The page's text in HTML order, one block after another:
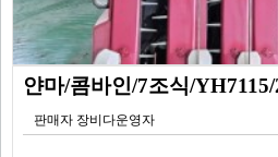
얀마/콤바인/7조식/
판매자 장비다운영자